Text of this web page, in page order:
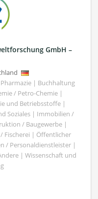
GmbH –
| Buchhaltung
/ Petro-Chemie |
und Betriebsstoffe |
Soziales | Immobilien /
/ Baugewerbe |
Fischerei | Öffentlicher
/ Personaldienstleister |
| Wissenschaft und